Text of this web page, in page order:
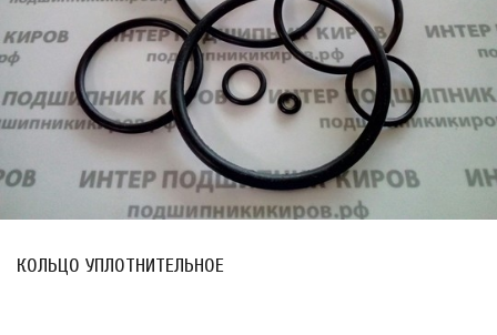
КОЛЬЦО УПЛОТНИТЕЛЬНОЕ